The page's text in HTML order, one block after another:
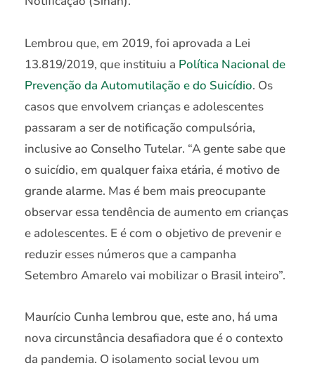
Lembrou que, em 2019, foi aprovada a Lei
13.819/2019, que instituiu a Política Nacional de
Prevenção da Automutilação e do Suicídio. Os
casos que envolvem crianças e adolescentes
passaram a ser de notificação compulsória,
inclusive ao Conselho Tutelar. “A gente sabe que
o suicídio, em qualquer faixa etária, é motivo de
grande alarme. Mas é bem mais preocupante
observar essa tendência de aumento em crianças
e adolescentes. E é com o objetivo de prevenir e
reduzir esses números que a campanha
Setembro Amarelo vai mobilizar o Brasil inteiro”.
Maurício Cunha lembrou que, este ano, há uma
nova circunstância desafiadora que é o contexto
da pandemia. O isolamento social levou um